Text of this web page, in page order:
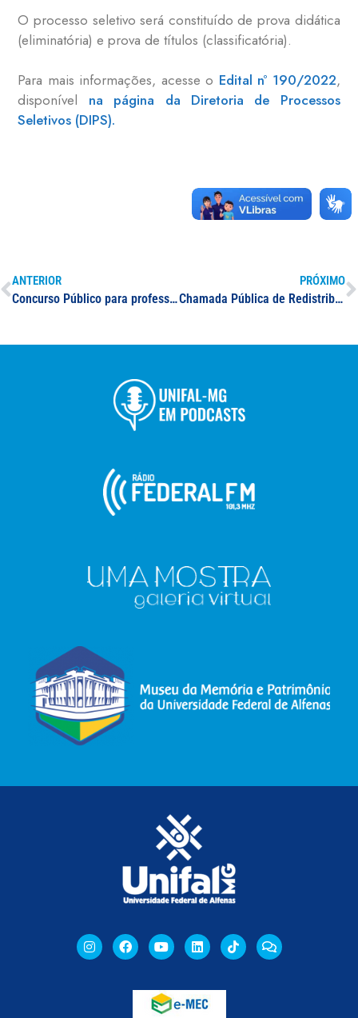
O processo seletivo será constituído de prova didática
(eliminatória) e prova de títulos (classificatória).
Para mais informações, acesse o Edital nº 190/2022,
disponível na página da Diretoria de Processos
Seletivos (DIPS).
ANTERIOR
Concurso Público para professor(a): Engenharia de Minas
PRÓXIMO
Chamada Pública de Redistribuição: Engenharia Civil – Campus Poços de Caldas